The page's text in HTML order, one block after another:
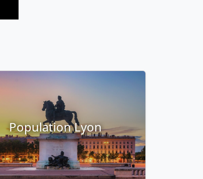
Population Lyon